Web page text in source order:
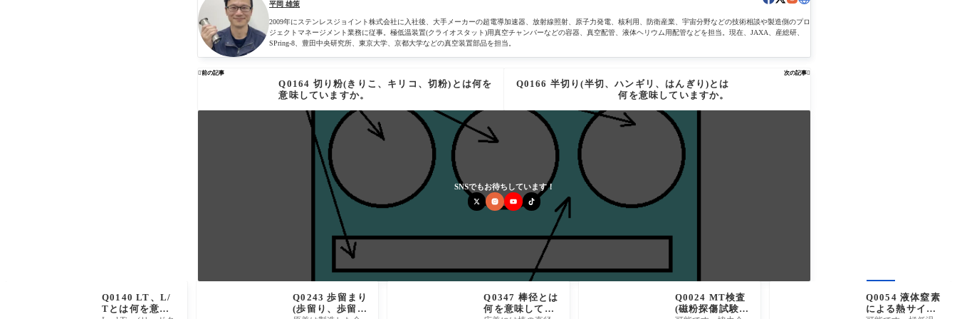
平岡 雄策
2009年にステンレスジョイント株式会社に入社後、大手メーカーの超電導加速器、放射線照射、原子力発電、核利用、防衛産業、宇宙分野などの技術相談や製造側のプロ
ジェクトマネージメント業務に従事。極低温装置(クライオスタット)用真空チャンバーなどの容器、真空配管、液体ヘリウム用配管などを担当。現在、JAXA、産総研、
SPring-8、豊田中央研究所、東京大学、京都大学などの真空装置部品を担当。
前の記事
Q0164 切り粉(きりこ、キリコ、切粉)とは何を
意味していますか。
次の記事
Q0166 半切り(半切、ハンギリ、はんぎり)とは
何を意味していますか。
SNSでもお待ちしています！
Q0140 LT、L/
Tとは何を意味
Q0243 歩留まり
(歩留り、歩留、
Q0347 棒径とは
何を意味してい
Q0024 MT検査
(磁粉探傷試験)
Q0054 液体窒素
による熱サイク